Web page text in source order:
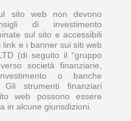
sito web non devono
di investimento
sul sito e accessibili
e i banner sui siti web
(di seguito il “gruppo
società finanziarie,
o banche
strumenti finanziari
web possono essere
in alcune giurisdizioni.